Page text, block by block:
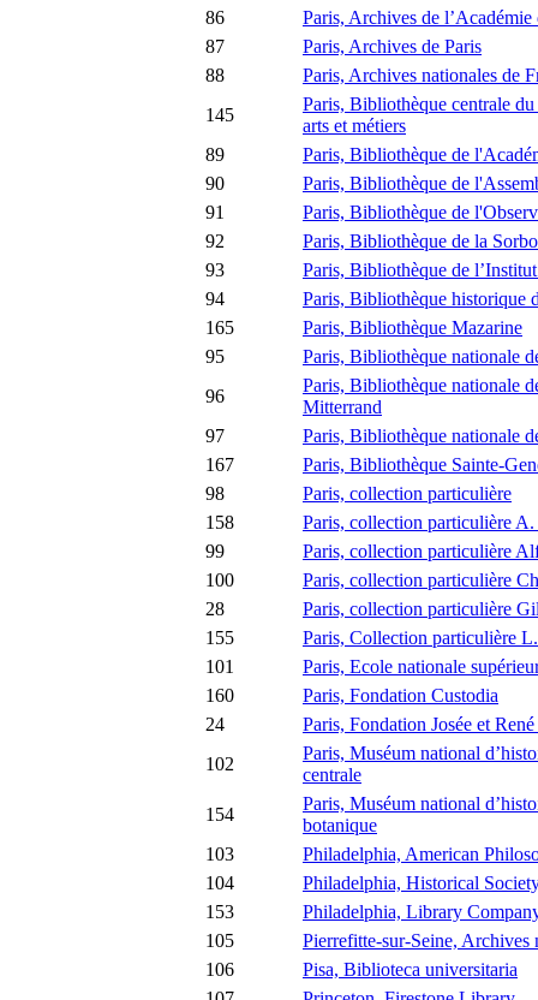
86
Paris, Archives de l’Académie
87
Paris, Archives de Paris
88
Paris, Archives nationales de
145
Paris, Bibliothèque centrale
arts et métiers
89
Paris, Bibliothèque de
90
Paris, Bibliothèque de
91
Paris, Bibliothèque de
92
Paris, Bibliothèque de la
93
Paris, Bibliothèque de
94
Paris, Bibliothèque historique
165
Paris, Bibliothèque Mazarine
95
Paris, Bibliothèque nationale
96
Paris, Bibliothèque nationale
Mitterrand
97
Paris, Bibliothèque nationale
167
Paris, Bibliothèque Sainte-
98
Paris, collection particulière
158
Paris, collection particulière
99
Paris, collection particulière
100
Paris, collection particulière
28
Paris, collection particulière
155
Paris, Collection particulière
101
Paris, Ecole nationale
160
Paris, Fondation Custodia
24
Paris, Fondation Josée et
102
Paris, Muséum national
centrale
154
Paris, Muséum national
botanique
103
Philadelphia, American
104
Philadelphia, Historical
153
Philadelphia, Library
105
Pierrefitte-sur-Seine, Archives
106
Pisa, Biblioteca universitaria